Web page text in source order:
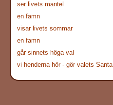
ser livets mantel
en famn
visar livets sommar
en famn
går sinnets höga val
vi henderna hör - gör valets Santa